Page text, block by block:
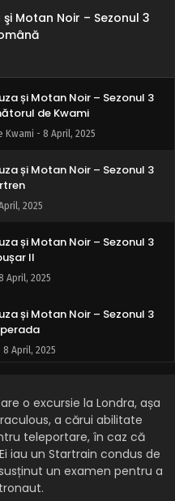
Motan Noir – Sezonul 3
și Motan Noir – Sezonul 3
2025
și Motan Noir – Sezonul 3
de Kwami
Kwami - 8 April, 2025
și Motan Noir – Sezonul 3
2025
și Motan Noir – Sezonul 3
II
April, 2025
și Motan Noir – Sezonul 3
8 April, 2025
Reflekt
- 8 April, 2025
și Motan Noir – Sezonul 3
tulbure II
II - 8 April, 2025
o excursie la Londra, așa
a cărui abilitate
teleportare, în caz că
iau un Startrain condus de
un examen pentru a